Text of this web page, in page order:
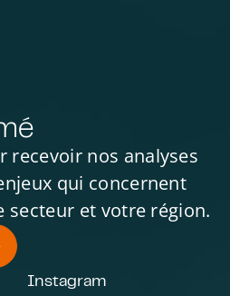
recevoir nos analyses
qui concernent
secteur et votre région.
Instagram